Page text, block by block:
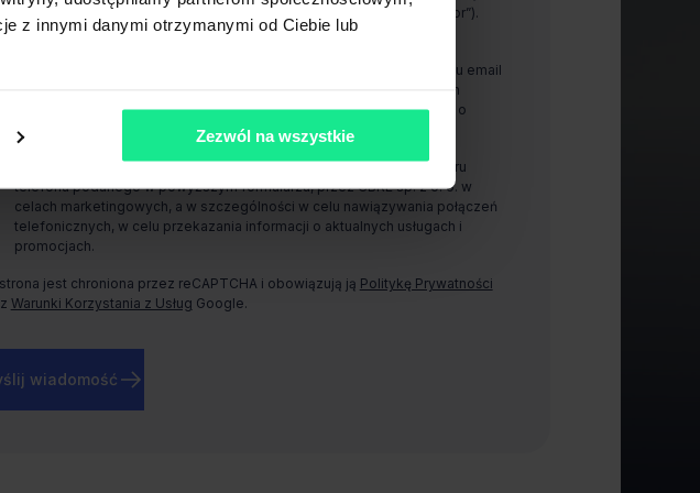
z innymi danymi otrzymanymi od Ciebie lub
Zezwól na wszystkie
Rondo Daszyńskiego 1, 00-843 Warszawa (dalej „Administrator”).
Wyrażam zgodę, na przetwarzanie i wykorzystywanie mojego adresu email
podanego w powyższym formularzu, przez CBRE sp. z o. o. w celach
marketingowych, a w szczególności w celu otrzymywania informacji o
aktualnych usługach i promocjach.
Wyrażam zgodę, na przetwarzanie i wykorzystywanie mojego numeru
telefonu podanego w powyższym formularzu, przez CBRE sp. z o. o. w
celach marketingowych, a w szczególności w celu nawiązywania połączeń
telefonicznych, w celu przekazania informacji o aktualnych usługach i
promocjach.
jest chroniona przez reCAPTCHA i obowiązują ją Politykę Prywatności
Warunki Korzystania z Usług Google.
wiadomość